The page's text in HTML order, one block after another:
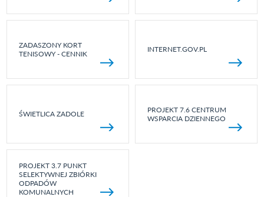
ZADASZONY KORT
TENISOWY - CENNIK
INTERNET.GOV.PL
ŚWIETLICA ZADOLE
PROJEKT 7.6 CENTRUM
WSPARCIA DZIENNEGO
PROJEKT 3.7 PUNKT
SELEKTYWNEJ ZBIÓRKI
ODPADÓW
KOMUNALNYCH